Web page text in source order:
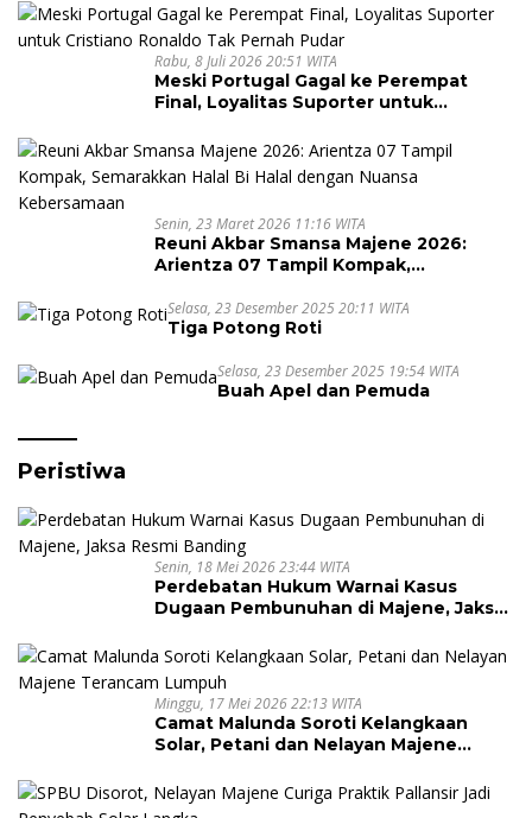
Rabu, 8 Juli 2026 20:51 WITA
Meski Portugal Gagal ke Perempat
Final, Loyalitas Suporter untuk
Senin, 23 Maret 2026 11:16 WITA
Reuni Akbar Smansa Majene 2026:
Arientza 07 Tampil Kompak,
Nuansa Kebersamaan
Selasa, 23 Desember 2025 20:11 WITA
Tiga Potong Roti
Selasa, 23 Desember 2025 19:54 WITA
Buah Apel dan Pemuda
Peristiwa
Senin, 18 Mei 2026 23:44 WITA
Perdebatan Hukum Warnai Kasus
Dugaan Pembunuhan di Majene, Jaksa
Minggu, 17 Mei 2026 22:13 WITA
Camat Malunda Soroti Kelangkaan
Solar, Petani dan Nelayan Majene